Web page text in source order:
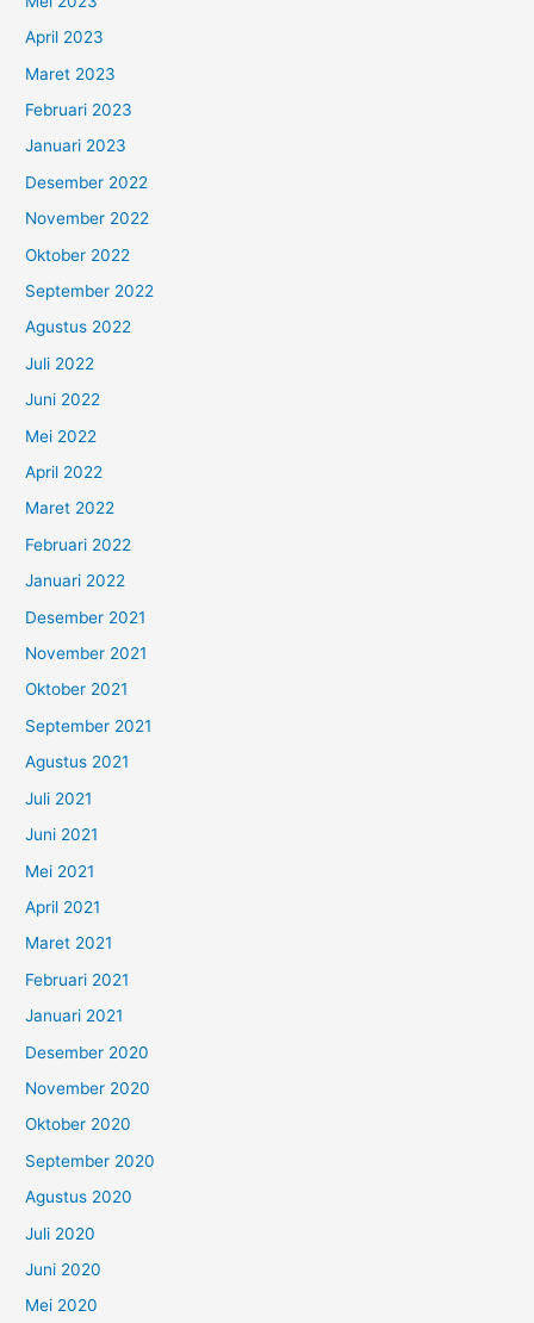
April 2023
Maret 2023
Februari 2023
Januari 2023
Desember 2022
November 2022
Oktober 2022
September 2022
Agustus 2022
Juli 2022
Juni 2022
Mei 2022
April 2022
Maret 2022
Februari 2022
Januari 2022
Desember 2021
November 2021
Oktober 2021
September 2021
Agustus 2021
Juli 2021
Juni 2021
Mei 2021
April 2021
Maret 2021
Februari 2021
Januari 2021
Desember 2020
November 2020
Oktober 2020
September 2020
Agustus 2020
Juli 2020
Juni 2020
Mei 2020